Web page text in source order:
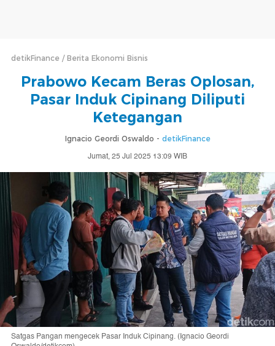
detikFinance Berita Ekonomi Bisnis
Prabowo Kecam Beras Oplosan,
Pasar Induk Cipinang Diliputi
Ketegangan
Ignacio Geordi Oswaldo - detikFinance
Jumat, 25 Jul 2025 13:09 WIB
Satgas Pangan mengecek Pasar Induk Cipinang. (Ignacio Geordi